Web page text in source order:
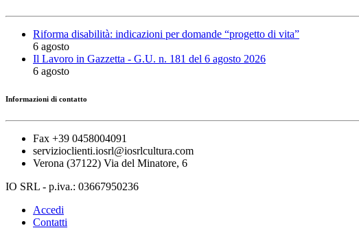
Riforma disabilità: indicazioni per domande “progetto di vita”
6 agosto
Il Lavoro in Gazzetta - G.U. n. 181 del 6 agosto 2026
6 agosto
Informazioni di contatto
Fax +39 0458004091
servizioclienti.iosrl@iosrlcultura.com
Verona (37122) Via del Minatore, 6
IO SRL - p.iva.: 03667950236
Accedi
Contatti